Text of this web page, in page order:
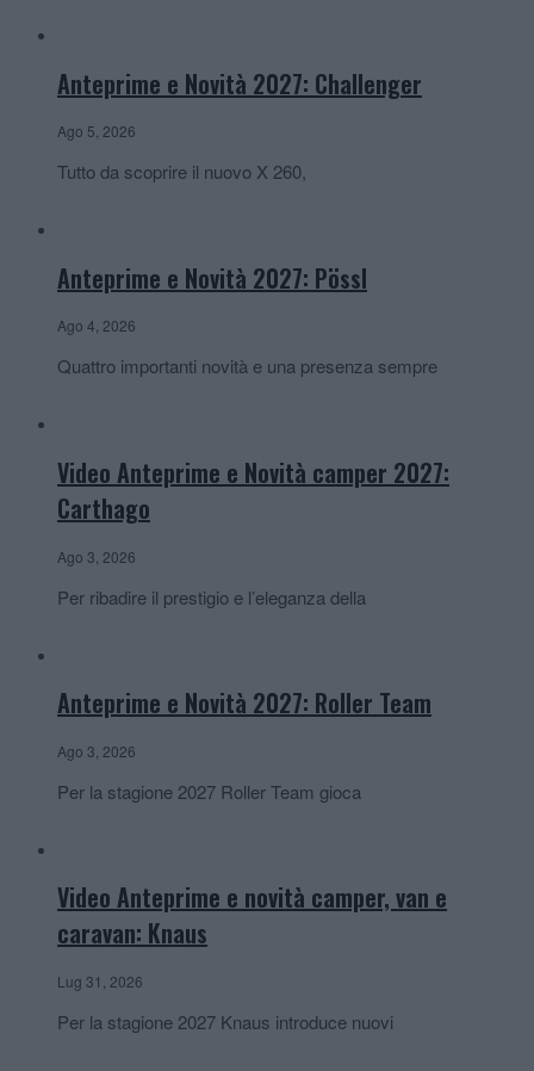
Anteprime e Novità 2027: Challenger
Ago 5, 2026
Tutto da scoprire il nuovo X 260,
Anteprime e Novità 2027: Pössl
Ago 4, 2026
Quattro importanti novità e una presenza sempre
Video Anteprime e Novità camper 2027:
Carthago
Ago 3, 2026
Per ribadire il prestigio e l’eleganza della
Anteprime e Novità 2027: Roller Team
Ago 3, 2026
Per la stagione 2027 Roller Team gioca
Video Anteprime e novità camper, van e
caravan: Knaus
Lug 31, 2026
Per la stagione 2027 Knaus introduce nuovi